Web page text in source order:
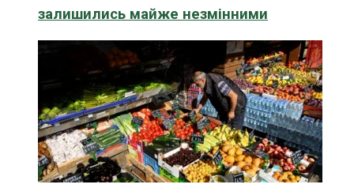
залишились майже незмінними